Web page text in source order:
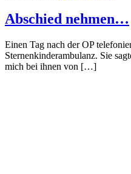
Abschied nehmen…
Einen Tag nach der OP
Sternenkinderambulanz. Sie
mich bei ihnen von […]